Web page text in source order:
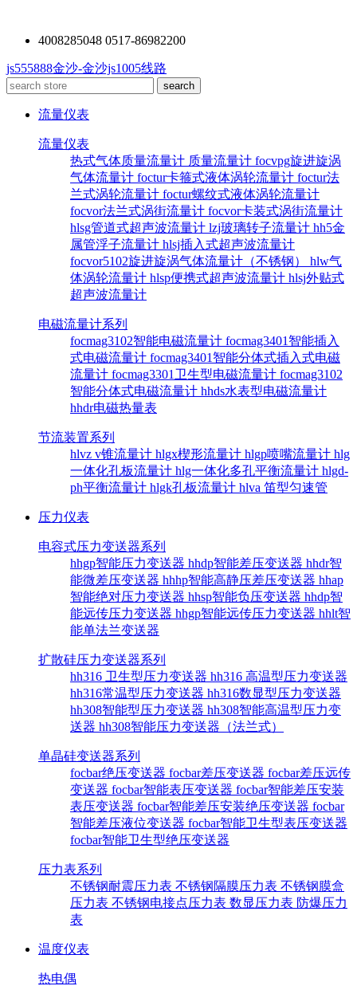
4008285048 0517-86982200
js555888金沙-金沙js1005线路
流量仪表
流量仪表
热式气体质量流量计 质量流量计 focvpg旋进旋涡
气体流量计 foctur卡箍式液体涡轮流量计 foctur法
兰式涡轮流量计 foctur螺纹式液体涡轮流量计
focvor法兰式涡街流量计 focvor卡装式涡街流量计
hlsg管道式超声波流量计 lzj玻璃转子流量计 hh5金
属管浮子流量计 hlsj插入式超声波流量计
focvor5102旋进旋涡气体流量计（不锈钢） hlw气
体涡轮流量计 hlsp便携式超声波流量计 hlsj外贴式
超声波流量计
电磁流量计系列
focmag3102智能电磁流量计 focmag3401智能插入
式电磁流量计 focmag3401智能分体式插入式电磁
流量计 focmag3301卫生型电磁流量计 focmag3102
智能分体式电磁流量计 hhds水表型电磁流量计
hhdr电磁热量表
节流装置系列
hlvz v锥流量计 hlgx楔形流量计 hlgp喷嘴流量计 hlg
一体化孔板流量计 hlg一体化多孔平衡流量计 hlgd-
ph平衡流量计 hlgk孔板流量计 hlva 笛型匀速管
压力仪表
电容式压力变送器系列
hhgp智能压力变送器 hhdp智能差压变送器 hhdr智
能微差压变送器 hhhp智能高静压差压变送器 hhap
智能绝对压力变送器 hhsp智能负压变送器 hhdp智
能远传压力变送器 hhgp智能远传压力变送器 hhlt智
能单法兰变送器
扩散硅压力变送器系列
hh316 卫生型压力变送器 hh316 高温型压力变送器
hh316常温型压力变送器 hh316数显型压力变送器
hh308智能型压力变送器 hh308智能高温型压力变
送器 hh308智能压力变送器（法兰式）
单晶硅变送器系列
focbar绝压变送器 focbar差压变送器 focbar差压远传
变送器 focbar智能表压变送器 focbar智能差压安装
表压变送器 focbar智能差压安装绝压变送器 focbar
智能差压液位变送器 focbar智能卫生型表压变送器
focbar智能卫生型绝压变送器
压力表系列
不锈钢耐震压力表 不锈钢隔膜压力表 不锈钢膜盒
压力表 不锈钢电接点压力表 数显压力表 防爆压力
表
温度仪表
热电偶